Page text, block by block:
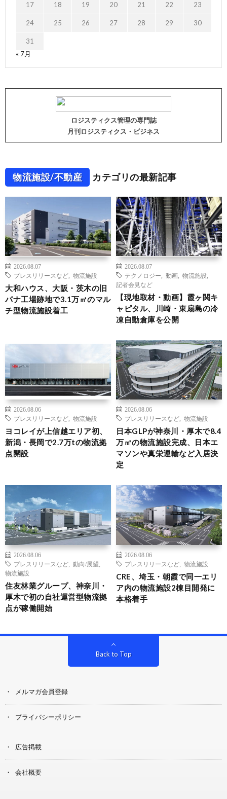
17 18 19 20 21 22 23
24 25 26 27 28 29 30
31
« 7月
ロジスティクス管理の専門誌
月刊ロジスティクス・ビジネス
物流施設/不動産 カテゴリの最新記事
2026.08.07
プレスリリースなど
物流施設
大和ハウス、大阪・茨木の旧
パナ工場跡地で3.1万㎡のマル
チ型物流施設着工
2026.08.07
テクノロジー
動画 物流施設
記者会見など
【現地取材・動画】霞ヶ関キ
ャピタル、川崎・東扇島の冷
凍自動倉庫を公開
2026.08.06
プレスリリースなど
物流施設
ヨコレイが上信越エリア初、
新潟・長岡で2.7万tの物流拠
点開設
2026.08.06
プレスリリースなど
物流施設
日本GLPが神奈川・厚木で8.4
万㎡の物流施設完成、日本エ
マソンや真栄運輸など入居決
定
2026.08.06
プレスリリースなど
動向/展望
物流施設
住友林業グループ、神奈川・
厚木で初の自社運営型物流拠
点が稼働開始
2026.08.06
プレスリリースなど
物流施設
CRE、埼玉・朝霞で同一エリ
ア内の物流施設2棟目開発に
本格着手
Back to Top
メルマガ会員登録
プライバシーポリシー
広告掲載
会社概要